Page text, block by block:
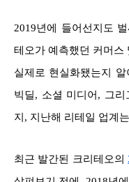
2019년에 들어선지도
테오가 예측했던 커머스
실제로 현실화됐는지
빅딜, 소셜 미디어, 그
지, 지난해 리테일 업계
최근 발간된 크리테오의